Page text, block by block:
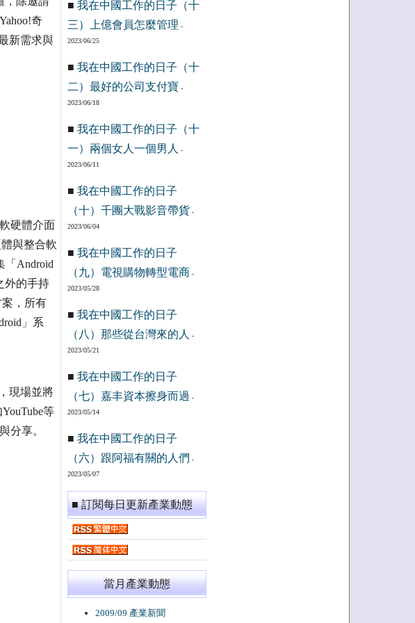
奇
新需求與
硬體介面
與整合軟
「Android
外的手持
案，所有
」系
現場並將
等
分享。
■ 我在中國工作的日子（十
三）上億會員怎麼管理 -
2023/06/25
■ 我在中國工作的日子（十
二）最好的公司支付寶 -
2023/06/18
■ 我在中國工作的日子（十
一）兩個女人一個男人
-
2023/06/11
■ 我在中國工作的日子
（十）千團大戰影音帶貨 -
2023/06/04
■ 我在中國工作的日子
（九）電視購物轉型電商 -
2023/05/28
■ 我在中國工作的日子
（八）那些從台灣來的人
-
2023/05/21
■ 我在中國工作的日子
（七）嘉丰資本擦身而過 -
2023/05/14
■ 我在中國工作的日子
（六）跟阿福有關的人們 -
2023/05/07
■ 訂閱每日更新產業動態
當月產業動態
2009/09 產業新聞